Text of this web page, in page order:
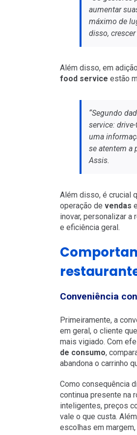
aumentar
máximo de
disso,
Além disso, em
food service estão
“Segundo
service:
uma
se atentem a
Assis.
Além disso, é crucial
operação de vendas e
inovar, personalizar
e eficiência geral.
Conveniência
Primeiramente, a
em geral, o cliente
mais vigiado. Com
de consumo,
abandona o carrinho
Como consequência
continua presente na
inteligentes, preços
vale o que custa.
escolhas em